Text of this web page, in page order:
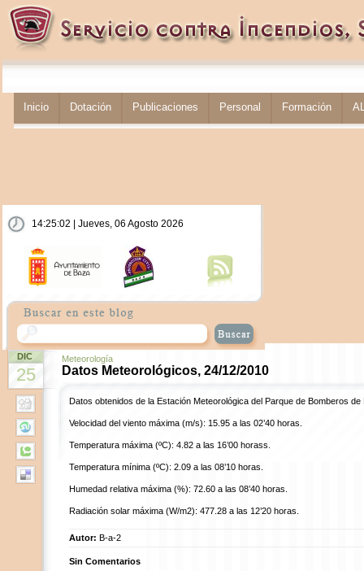
Inicio Dotación Publicaciones Personal Formación
14:25:02 | Jueves, 06 Agosto 2026
DIC
25
Meteorología
Datos Meteorológicos, 24/12/2010
Datos obtenidos de la Estación Meteorológica del Parque de Bomberos de
Velocidad del viento máxima (m/s): 15.95 a las 02’40 horas.
Temperatura máxima (ºC): 4.82 a las 16’00 horass.
Temperatura mínima (ºC): 2.09 a las 08’10 horas.
Humedad relativa máxima (%): 72.60 a las 08’40 horas.
Radiación solar máxima (W/m2): 477.28 a las 12’20 horas.
Autor: B-a-2
Sin Comentarios